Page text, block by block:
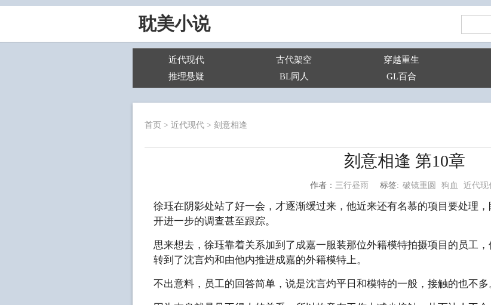
耽美小说
近代现代 古代架空 穿越重生
推理悬疑
BL同人 GL百合
首页 > 近代现代 > 刻意相逢
刻意相逢 第10章
作者： 三行昼雨 标签: 破镜重圆 狗血 近代现
徐珏在阴影处站了好一会，才逐渐缓过来，他近来还有名慕的项目要处理
开进一步的调查甚至跟踪。
思来想去，徐珏靠着关系加到了成嘉一服装那位外籍模特拍摄项目的员工
转到了沈言灼和由他内推进成嘉的外籍模特上。
不出意料，员工的回答简单，说是沈言灼平日和模特的一般，接触的也不多